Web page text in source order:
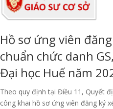
Hồ sơ ứng viên
chuẩn chức danh
Đại học Huế năm
Theo quy định tại Điều 11, Quyết
công khai hồ sơ ứng viên đăng ký